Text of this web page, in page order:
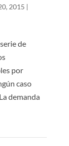
2015 |
de
por
caso
demanda